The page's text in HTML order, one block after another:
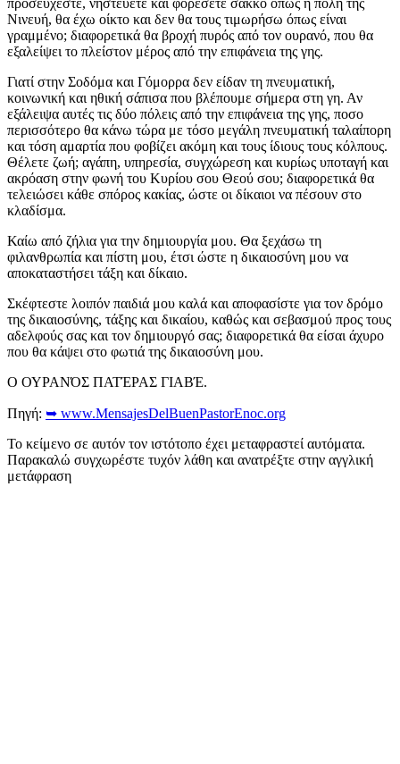
Νινευή, θα έχω οίκτο και δεν θα τους τιμωρήσω όπως είναι
γραμμένο; διαφορετικά θα βροχή πυρός από τον ουρανό, που θα
εξαλείψει το πλείστον μέρος από την επιφάνεια της γης.
Γιατί στην Σοδόμα και Γόμορρα δεν είδαν τη πνευματική,
κοινωνική και ηθική σάπισα που βλέπουμε σήμερα στη γη. Αν
εξάλειψα αυτές τις δύο πόλεις από την επιφάνεια της γης, ποσο
περισσότερο θα κάνω τώρα με τόσο μεγάλη πνευματική ταλαίπορη
και τόση αμαρτία που φοβίζει ακόμη και τους ίδιους τους κόλπους.
Θέλετε ζωή; αγάπη, υπηρεσία, συγχώρεση και κυρίως υποταγή και
ακρόαση στην φωνή του Κυρίου σου Θεού σου; διαφορετικά θα
τελειώσει κάθε σπόρος κακίας, ώστε οι δίκαιοι να πέσουν στο
κλαδίσμα.
Καίω από ζήλια για την δημιουργία μου. Θα ξεχάσω τη
φιλανθρωπία και πίστη μου, έτσι ώστε η δικαιοσύνη μου να
αποκαταστήσει τάξη και δίκαιο.
Σκέφτεστε λοιπόν παιδιά μου καλά και αποφασίστε για τον δρόμο
της δικαιοσύνης, τάξης και δικαίου, καθώς και σεβασμού προς τους
αδελφούς σας και τον δημιουργό σας; διαφορετικά θα είσαι άχυρο
που θα κάψει στο φωτιά της δικαιοσύνη μου.
Ο ΟΥΡΑΝΌΣ ΠΑΤΈΡΑΣ ΓΙΑΒΈ.
Πηγή: ➥ www.MensajesDelBuenPastorEnoc.org
Το κείμενο σε αυτόν τον ιστότοπο έχει μεταφραστεί αυτόματα.
Παρακαλώ συγχωρέστε τυχόν λάθη και ανατρέξτε στην αγγλική
μετάφραση